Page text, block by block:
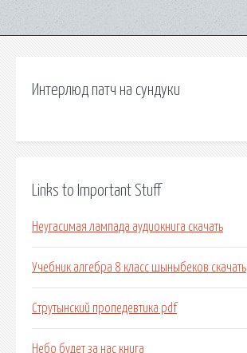
Интерлюд патч на сундуки
Links to Important Stuff
Неугасимая лампада аудиокнига скачать
Учебник алгебра 8 класс шыныбеков скачать
Струтынский пропедевтика pdf
Небо будет за нас книга